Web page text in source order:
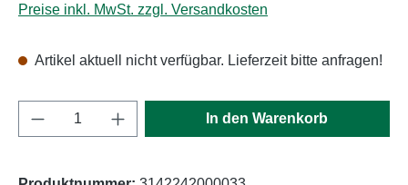
Preise inkl. MwSt. zzgl. Versandkosten
Artikel aktuell nicht verfügbar. Lieferzeit bitte anfragen!
Produkt Anzahl: Gib den gewünschten
In den Warenkorb